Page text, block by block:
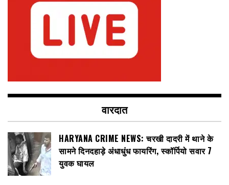
वारदात
HARYANA CRIME NEWS: चरखी दादरी में थाने के
सामने दिनदहाड़े अंधाधुंध फायरिंग, स्कॉर्पियो सवार 7
युवक घायल